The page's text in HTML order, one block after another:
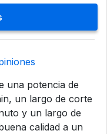
una potencia de
un largo de corte
y un largo de
calidad a un